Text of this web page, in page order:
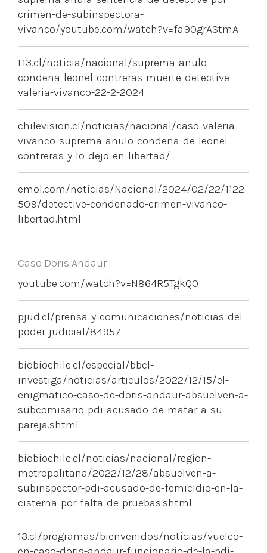
crimen-de-subinspectora-
vivanco/youtube.com/watch?v=fa90grAStmA
t13.cl/noticia/nacional/suprema-anulo-
condena-leonel-contreras-muerte-detective-
valeria-vivanco-22-2-2024
chilevision.cl/noticias/nacional/caso-valeria-
vivanco-suprema-anulo-condena-de-leonel-
contreras-y-lo-dejo-en-libertad/
emol.com/noticias/Nacional/2024/02/22/1122
509/detective-condenado-crimen-vivanco-
libertad.html
Caso Doris Andaur
youtube.com/watch?v=N864R5TgkQ0
pjud.cl/prensa-y-comunicaciones/noticias-del-
poder-judicial/84957
biobiochile.cl/especial/bbcl-
investiga/noticias/articulos/2022/12/15/el-
enigmatico-caso-de-doris-andaur-absuelven-a-
subcomisario-pdi-acusado-de-matar-a-su-
pareja.shtml
biobiochile.cl/noticias/nacional/region-
metropolitana/2022/12/28/absuelven-a-
subinspector-pdi-acusado-de-femicidio-en-la-
cisterna-por-falta-de-pruebas.shtml
13.cl/programas/bienvenidos/noticias/vuelco-